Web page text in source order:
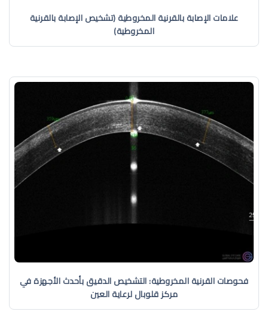
علامات الإصابة بالقرنية المخروطية (تشخيص الإصابة بالقرنية
المخروطية)
فحوصات القرنية المخروطية: التشخيص الدقيق بأحدث الأجهزة في
مركز قلوبال لرعاية العين